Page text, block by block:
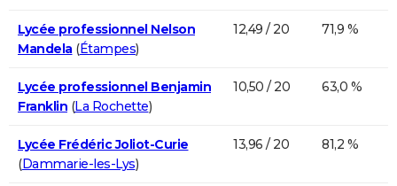
Lycée professionnel Nelson
Mandela(Étampes)
12,49 / 20 71,9 %
Lycée professionnel Benjamin
Franklin (La Rochette)
10,50 / 20 63,0 %
Lycée Frédéric Joliot-Curie
(Dammarie-les-Lys)
13,96 / 20 81,2 %